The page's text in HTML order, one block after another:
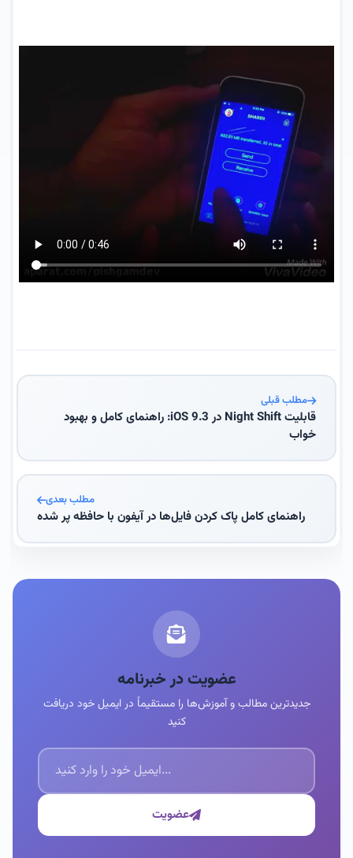
مطلب قبلی
قابلیت Night Shift در iOS 9.3: راهنمای کامل و بهبود
خواب
مطلب بعدی
راهنمای کامل پاک کردن فایل‌ها در آیفون با حافظه پر شده
عضویت در خبرنامه
جدیدترین مطالب و آموزش‌ها را مستقیماً در ایمیل خود دریافت
کنید
عضویت